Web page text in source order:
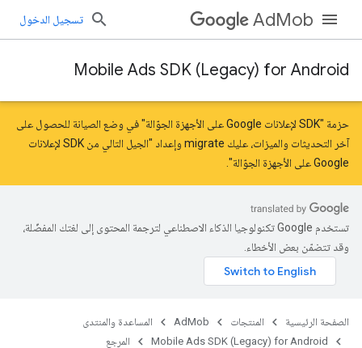
AdMob تسجيل الدخول
Mobile Ads SDK (Legacy) for Android
حزمة "SDK لإعلانات Google على الأجهزة الجوّالة" في وضع الصيانة للحصول على
آخر التحديثات والميزات، عليك migrate و
إعداد "الجيل التالي من SDK لإعلانات
Google على الأجهزة الجوّالة"
تستخدم Google تكنولوجيا الذكاء الاصطناعي لترجمة المحتوى إلى لغتك المفضّلة،
وقد تتضمّن بعض الأخطاء.
الصفحة الرئيسية المنتجات AdMob
المساعدة والمنتدى
Mobile Ads SDK (Legacy) for Android
المرجع